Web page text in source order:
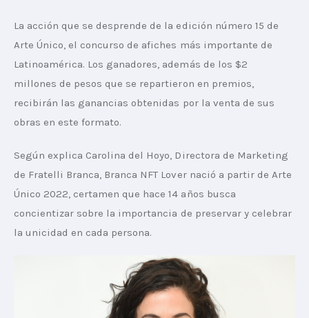
La acción que se desprende de la edición número 15 de
Arte Único, el concurso de afiches más importante de
Latinoamérica. Los ganadores, además de los $2
millones de pesos que se repartieron en premios,
recibirán las ganancias obtenidas por la venta de sus
obras en este formato.
Según explica Carolina del Hoyo, Directora de Marketing
de Fratelli Branca, Branca NFT Lover nació a partir de Arte
Único 2022, certamen que hace 14 años busca
concientizar sobre la importancia de preservar y celebrar
la unicidad en cada persona.